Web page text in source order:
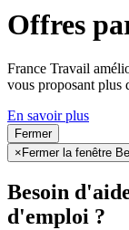
Offres
France Travail
vous proposant plus
En savoir plus
Fermer
× Fermer la fenêtre
Besoin
d'emploi ?